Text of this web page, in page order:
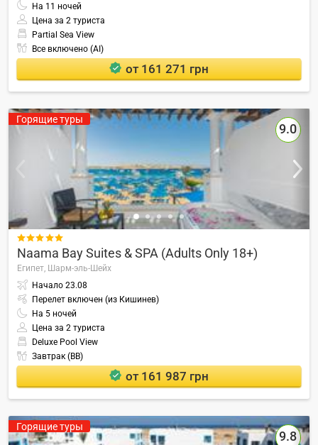
На 11 ночей
Цена за 2 туриста
Partial Sea View
Все включено (AI)
от 161 271 грн
Горящие туры
9.0

Naama Bay Suites & SPA (Adults Only 18+)
Египет, Шарм-эль-Шейх
Начало 23.08
Перелет включен (из Кишинев)
На 5 ночей
Цена за 2 туриста
Deluxe Pool View
Завтрак (BB)
от 161 987 грн
Горящие туры
9.8